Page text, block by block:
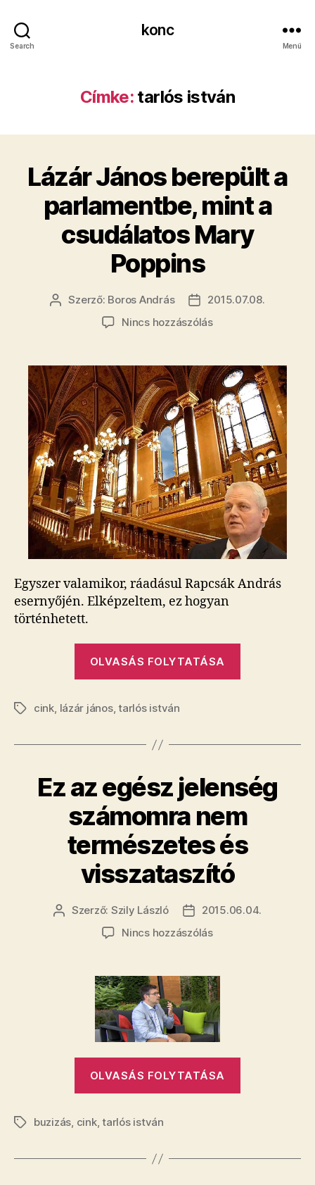
Search
konc
Menü
Címke: tarlós istván
Lázár János berepült a
parlamentbe, mint a
csudálatos Mary
Poppins
Bejegyzés
Szerző: Boros András
Bejegyzés
dátuma
2015.07.08.
Nincs hozzászólása(z)
berepült
a
parlamentbe,
mint
a
csudálatos
Mary
Poppins
bejegyzéshez
Egyszer valamikor, ráadásul Rapcsák András
esernyőjén. Elképzeltem, ez hogyan
történhetett.
OLVASÁS FOLYTATÁSA
mint
csudálatos
Mary
Poppins”
Címkék
cink, lázár jános,tarlós istván
Ez az egész jelenség
számomra nem
természetes és
visszataszító
Bejegyzés
Szerző: Szily László
Bejegyzés
dátuma
2015.06.04.
Nincs hozzászólása(z)
egész
jelenség
számomra
nem
természetes
és
visszataszító
OLVASÁS FOLYTATÁSA
nem
Címkékbuzizás, cink,tarlós istván